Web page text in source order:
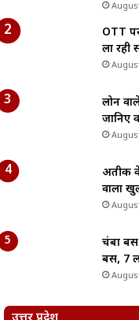
OTT
ला रही
लोन
जानिए
अतीक के
वाला
चंबा बस
बस, 7